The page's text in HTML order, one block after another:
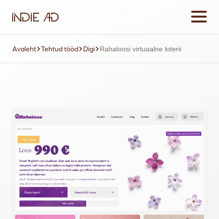
Avaleht Tehtud tööd Digi Rahaloosi virtuaalne loterii